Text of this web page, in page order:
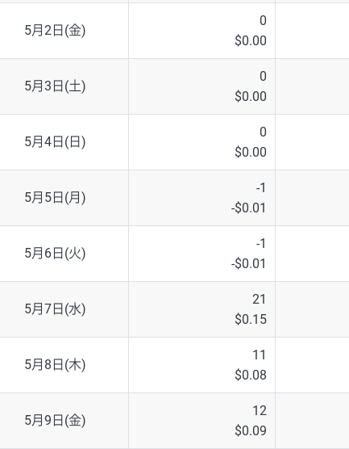
EUR/AUD 103円
43円
66円
EUR/CHF 111円
GBP/CHF 220円
USD/CHF 160円
※2026/6/30の当社のスワップポイントおよび、同日の為替レートに
※取引証拠金は同日の当社為替レート（ニューヨーククローズ・MID
※ハンガリーフォリント/円と南アフリカランド/円とメキシコペソ/
5月2日(金)
0
$0.00
5月3日(土)
0
$0.00
5月4日(日)
0
$0.00
5月5日(月)
-1
-$0.01
5月6日(火)
-1
-$0.01
5月7日(水)
21
$0.15
5月8日(木)
11
$0.08
5月9日(金)
12
$0.09